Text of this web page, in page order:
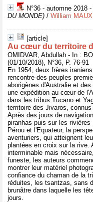
N°36 - automne 2018
DU MONDE) / William
[article]
Au cœur du territoire
OMIDVAR, Abdullah - In :
(01/10/2018), N°36, P. 76-91
En 1954, deux frères
rencontre des peuples
aborigènes d'Australie et
une expédition au cœur de
dans les tribus Tucano et
territoire des Jivaros,
Après des jours de
piranhas puis sur les
Pérou et l'Equateur, la
aventuriers, qui atteignent
plantées en croix sur la rive.
interminable mais
funeste, les auteurs
montrer leur matériel
confiance du chaman de la
réduites, les tsantzas, sans
brunâtre dans laquelle les
jours.